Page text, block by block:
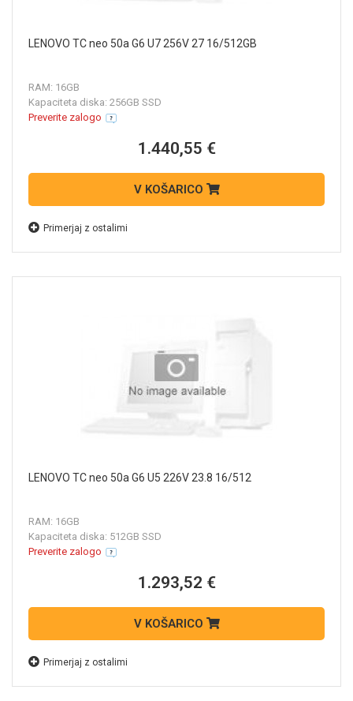
LENOVO TC neo 50a G6 U7 256V 27 16/512GB
RAM: 16GB
Kapaciteta diska: 256GB SSD
Preverite zalogo
1.440,55 €
V KOŠARICO
Primerjaj z ostalimi
LENOVO TC neo 50a G6 U5 226V 23.8 16/512
RAM: 16GB
Kapaciteta diska: 512GB SSD
Preverite zalogo
1.293,52 €
V KOŠARICO
Primerjaj z ostalimi